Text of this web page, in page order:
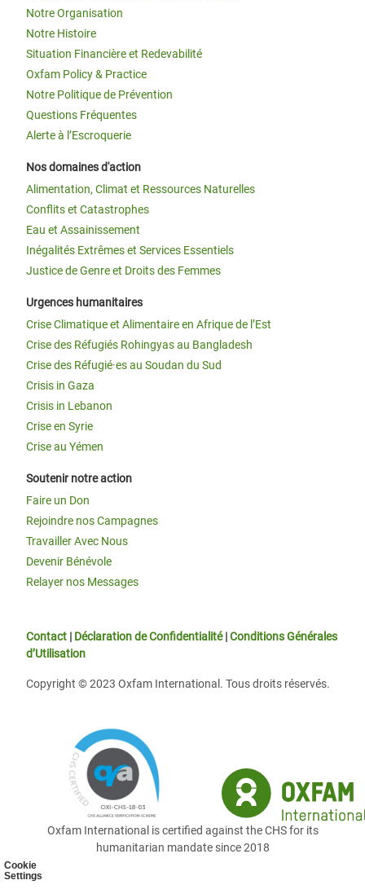
Cookie
Settings
Notre Organisation
Notre Histoire
Situation Financière et Redevabilité
Oxfam Policy & Practice
Notre Politique de Prévention
Questions Fréquentes
Alerte à l’Escroquerie
Nos domaines d'action
Alimentation, Climat et Ressources Naturelles
Conflits et Catastrophes
Eau et Assainissement
Inégalités Extrêmes et Services Essentiels
Justice de Genre et Droits des Femmes
Urgences humanitaires
Crise Climatique et Alimentaire en Afrique de l’Est
Crise des Réfugiés Rohingyas au Bangladesh
Crise des Réfugié·es au Soudan du Sud
Crisis in Gaza
Crisis in Lebanon
Crise en Syrie
Crise au Yémen
Soutenir notre action
Faire un Don
Rejoindre nos Campagnes
Travailler Avec Nous
Devenir Bénévole
Relayer nos Messages
Contact | Déclaration de Confidentialité|Conditions Générales
d’Utilisation
Copyright © 2023 Oxfam International. Tous droits réservés.
Oxfam International is certified against the CHS for its
humanitarian mandate since 2018